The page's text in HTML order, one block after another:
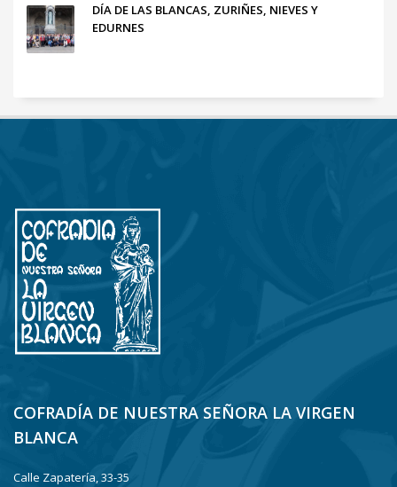
DÍA DE LAS BLANCAS, ZURIÑES, NIEVES Y
EDURNES
COFRADÍA DE NUESTRA SEÑORA LA VIRGEN
BLANCA
Calle Zapatería, 33-35